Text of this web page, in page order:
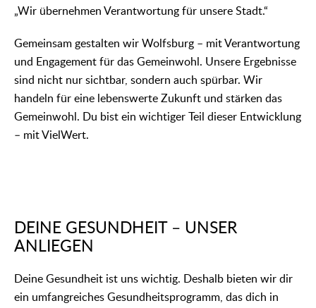
„Wir übernehmen Verantwortung für unsere Stadt.“
Gemeinsam gestalten wir Wolfsburg – mit Verantwortung
und Engagement für das Gemeinwohl. Unsere Ergebnisse
sind nicht nur sichtbar, sondern auch spürbar. Wir
handeln für eine lebenswerte Zukunft und stärken das
Gemeinwohl. Du bist ein wichtiger Teil dieser Entwicklung
– mit VielWert.
DEINE GESUNDHEIT – UNSER
ANLIEGEN
Deine Gesundheit ist uns wichtig. Deshalb bieten wir dir
ein umfangreiches Gesundheitsprogramm, das dich in